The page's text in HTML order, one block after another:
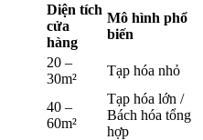
Diện tích
cửa
hàng
Mô hình phổ
biến
20 –
30m²
Tạp hóa nhỏ
40 –
60m²
Tạp hóa lớn /
Bách hóa tổng
hợp